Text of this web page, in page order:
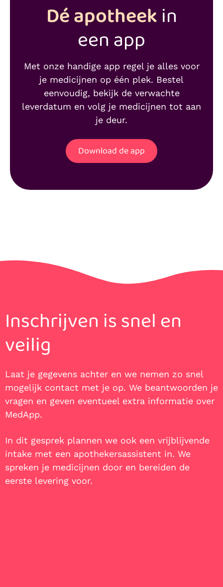
Dé apotheekin
een app
Met onze handige app regel je alles voor
je medicijnen op één plek. Bestel
eenvoudig, bekijk de verwachte
leverdatum en volg je medicijnen tot aan
je deur.
Download de app
Inschrijven is snel en
veilig
Laat je gegevens achter en we nemen zo snel
mogelijk contact met je op. We beantwoorden je
vragen en geven eventueel extra informatie over
MedApp.
In dit gesprek plannen we ook een vrijblijvende
intake met een apothekersassistent in. We
spreken je medicijnen door en bereiden de
eerste levering voor.